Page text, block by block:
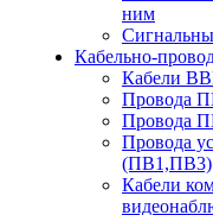
ним
Кабельно-
Кабели
Провода
Провода
Провода
(ПВ1,ПВ3)
Кабели